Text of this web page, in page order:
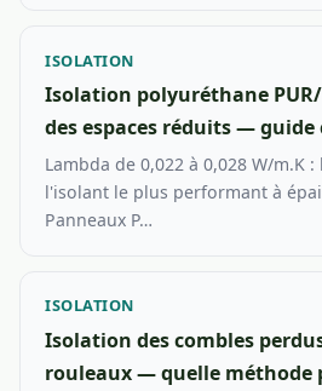
ISOLATION
Isolation polyuréthane
des espaces réduits — guide
Lambda de 0,022 à 0,028 W/m.K
l'isolant le plus performant à
Panneaux P…
ISOLATION
Isolation des combles
rouleaux — quelle méthode